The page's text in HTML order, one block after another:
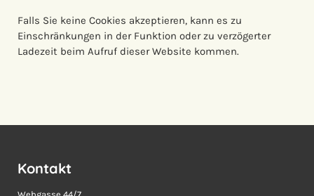
Falls Sie keine Cookies akzeptieren, kann es zu
Einschränkungen in der Funktion oder zu verzögerter
Ladezeit beim Aufruf dieser Website kommen.
Kontakt